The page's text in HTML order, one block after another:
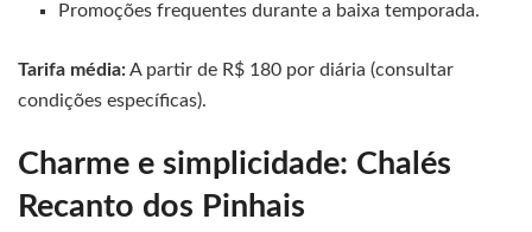
Promoções frequentes durante a baixa temporada.
Tarifa média:A partir de R$ 180 por diária (consultar
condições específicas).
Charme e simplicidade: Chalés
Recanto dos Pinhais